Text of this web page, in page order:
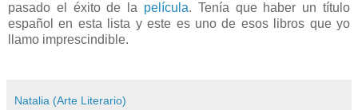
pasado el éxito de la película. Tenía que haber un título
español en esta lista y este es uno de esos libros que yo
llamo imprescindible.
Natalia (Arte Literario)